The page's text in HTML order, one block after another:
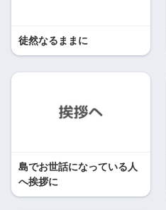
徒然なるままに
島でお世話になっている人
へ挨拶に